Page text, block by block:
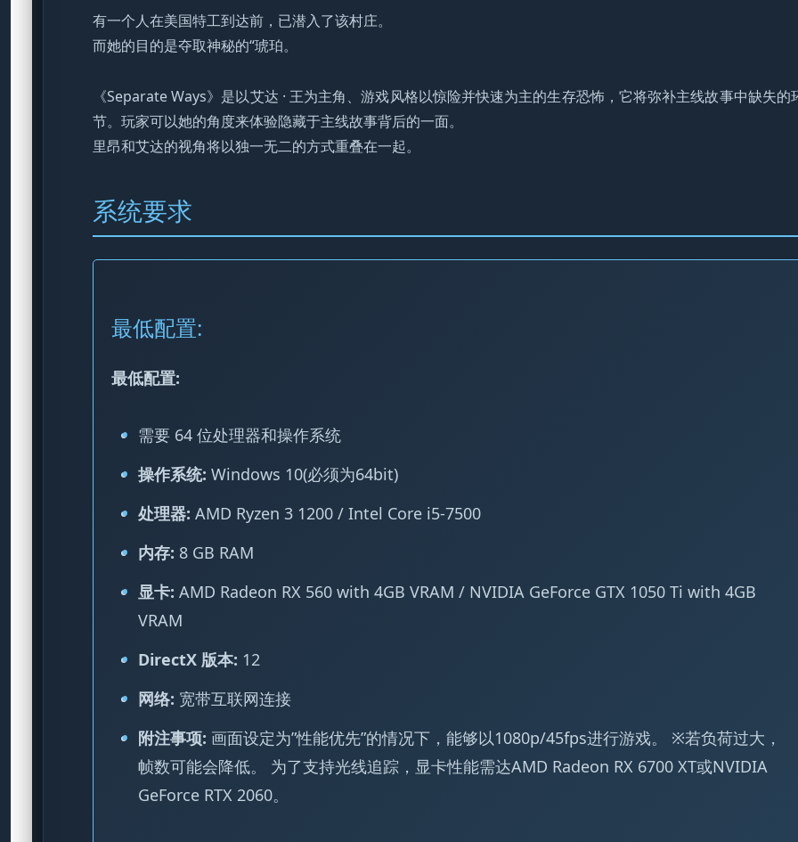
有一个人在美国特工到达前，已潜入了该村庄。
而她的目的是夺取神秘的“琥珀。
《Separate Ways》是以艾达 · 王为主角、游戏风格以惊险并快速为主的生存恐怖，它将弥补主线故事中缺失的
节。玩家可以她的角度来体验隐藏于主线故事背后的一面。
里昂和艾达的视角将以独一无二的方式重叠在一起。
系统要求
最低配置:
最低配置:
需要 64 位处理器和操作系统
操作系统: Windows 10(必须为64bit)
处理器: AMD Ryzen 3 1200 / Intel Core i5-7500
内存: 8 GB RAM
显卡: AMD Radeon RX 560 with 4GB VRAM / NVIDIA GeForce GTX 1050 Ti with 4GB
VRAM
DirectX 版本: 12
网络: 宽带互联网连接
附注事项: 画面设定为”性能优先”的情况下，能够以1080p/45fps进行游戏。 ※若负荷过大，
帧数可能会降低。 为了支持光线追踪，显卡性能需达AMD Radeon RX 6700 XT或NVIDIA
GeForce RTX 2060。